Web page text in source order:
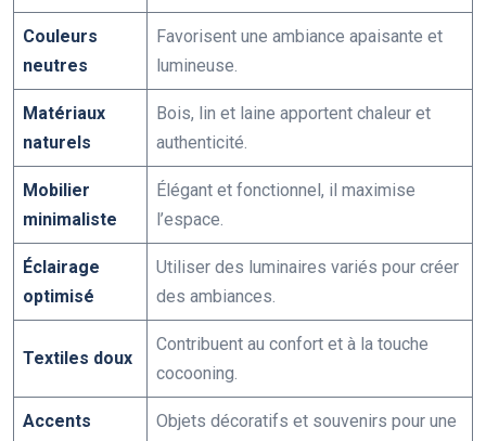
Couleurs
neutres
Favorisent une ambiance apaisante et
lumineuse.
Matériaux
naturels
Bois, lin et laine apportent chaleur et
authenticité.
Mobilier
minimaliste
Élégant et fonctionnel, il maximise
l’espace.
Éclairage
optimisé
Utiliser des luminaires variés pour créer
des ambiances.
Textiles doux
Contribuent au confort et à la touche
cocooning.
Accents
Objets décoratifs et souvenirs pour une